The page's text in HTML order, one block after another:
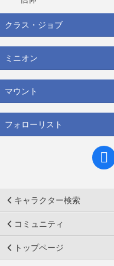
クラス・ジョブ
ミニオン
マウント
フォローリスト
キャラクター検索
コミュニティ
トップページ